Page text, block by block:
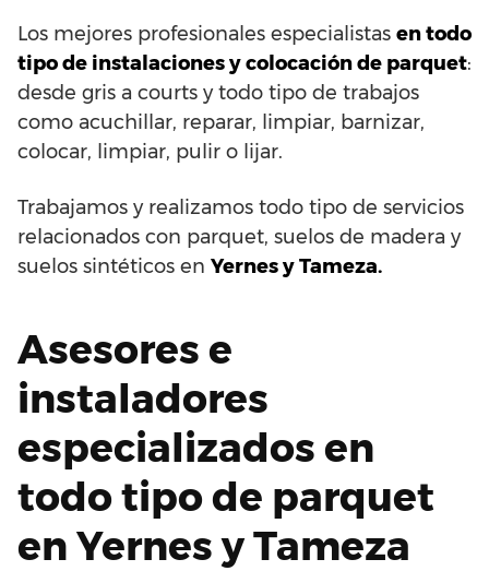
Los mejores profesionales especialistas en todo
tipo de instalaciones y colocación de parquet:
desde gris a courts y todo tipo de trabajos
como acuchillar, reparar, limpiar, barnizar,
colocar, limpiar, pulir o lijar.
Trabajamos y realizamos todo tipo de servicios
relacionados con parquet, suelos de madera y
suelos sintéticos en Yernes y Tameza.
Asesores e
instaladores
especializados en
todo tipo de parquet
en Yernes y Tameza